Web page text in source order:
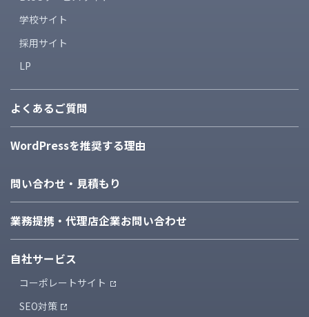
学校サイト
採用サイト
LP
よくあるご質問
WordPressを推奨する理由
問い合わせ・見積もり
業務提携・代理店企業お問い合わせ
自社サービス
コーポレートサイト
SEO対策